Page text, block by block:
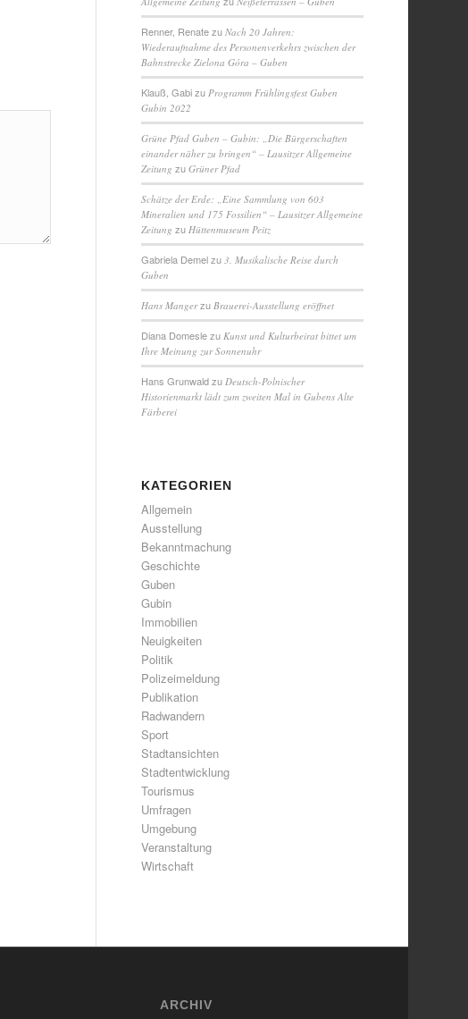
Renner, RenatezuNach 20 Jahren:
Wiederaufnahme des Personenverkehrs zwischen der
Bahnstrecke Zielona Góra – Guben
Klauß, Gabizu Programm Frühlingsfest Guben
Gubin 2022
Grüne Pfad Guben – Gubin: „Die Bürgerschaften
einander näher zu bringen“ – Lausitzer Allgemeine
Zeitung zuGrüner Pfad
Schätze der Erde: „Eine Sammlung von 603
Mineralien und 175 Fossilien“ – Lausitzer Allgemeine
Zeitung zu Hüttenmuseum Peitz
Gabriela Demelzu 3. Musikalische Reise durch
Guben
Hans Mangerzu Brauerei-Ausstellung eröffnet
Diana Domeslezu Kunst und Kulturbeirat bittet um
Ihre Meinung zur Sonnenuhr
Hans Grunwaldzu Deutsch-Polnischer
Historienmarkt lädt zum zweiten Mal in Gubens Alte
Färberei
KATEGORIEN
Allgemein
Ausstellung
Bekanntmachung
Geschichte
Guben
Gubin
Immobilien
Neuigkeiten
Politik
Polizeimeldung
Publikation
Radwandern
Sport
Stadtansichten
Stadtentwicklung
Tourismus
Umfragen
Umgebung
Veranstaltung
Wirtschaft
ARCHIV